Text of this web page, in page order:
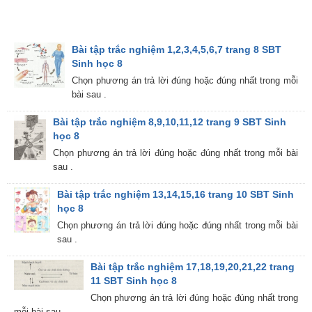
Bài tập trắc nghiệm 1,2,3,4,5,6,7 trang 8 SBT
Sinh học 8
Chọn phương án trả lời đúng hoặc đúng nhất trong mỗi
bài sau .
Bài tập trắc nghiệm 8,9,10,11,12 trang 9 SBT Sinh
học 8
Chọn phương án trả lời đúng hoặc đúng nhất trong mỗi bài
sau .
Bài tập trắc nghiệm 13,14,15,16 trang 10 SBT Sinh
học 8
Chọn phương án trả lời đúng hoặc đúng nhất trong mỗi bài
sau .
Bài tập trắc nghiệm 17,18,19,20,21,22 trang
11 SBT Sinh học 8
Chọn phương án trả lời đúng hoặc đúng nhất trong